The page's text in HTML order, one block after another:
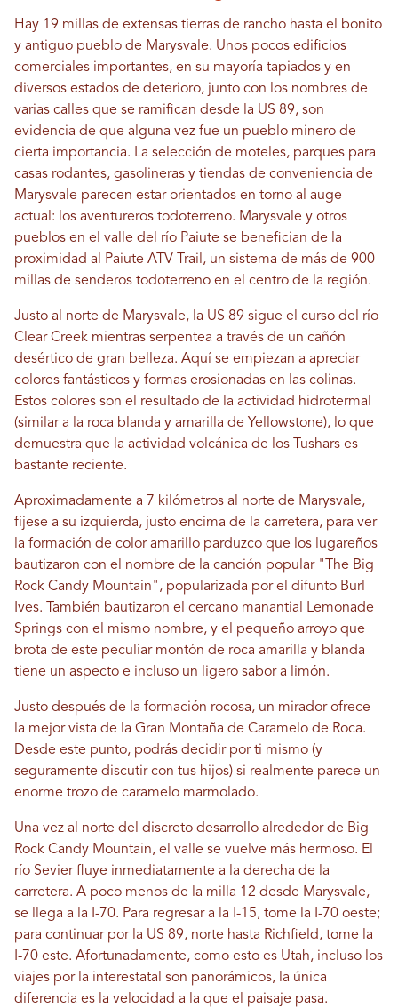
Hay 19 millas de extensas tierras de rancho hasta el bonito
y antiguo pueblo de Marysvale. Unos pocos edificios
comerciales importantes, en su mayoría tapiados y en
diversos estados de deterioro, junto con los nombres de
varias calles que se ramifican desde la US 89, son
evidencia de que alguna vez fue un pueblo minero de
cierta importancia. La selección de moteles, parques para
casas rodantes, gasolineras y tiendas de conveniencia de
Marysvale parecen estar orientados en torno al auge
actual: los aventureros todoterreno. Marysvale y otros
pueblos en el valle del río Paiute se benefician de la
proximidad al Paiute ATV Trail, un sistema de más de 900
millas de senderos todoterreno en el centro de la región.
Justo al norte de Marysvale, la US 89 sigue el curso del río
Clear Creek mientras serpentea a través de un cañón
desértico de gran belleza. Aquí se empiezan a apreciar
colores fantásticos y formas erosionadas en las colinas.
Estos colores son el resultado de la actividad hidrotermal
(similar a la roca blanda y amarilla de Yellowstone), lo que
demuestra que la actividad volcánica de los Tushars es
bastante reciente.
Aproximadamente a 7 kilómetros al norte de Marysvale,
fíjese a su izquierda, justo encima de la carretera, para ver
la formación de color amarillo parduzco que los lugareños
bautizaron con el nombre de la canción popular "The Big
Rock Candy Mountain", popularizada por el difunto Burl
Ives. También bautizaron el cercano manantial Lemonade
Springs con el mismo nombre, y el pequeño arroyo que
brota de este peculiar montón de roca amarilla y blanda
tiene un aspecto e incluso un ligero sabor a limón.
Justo después de la formación rocosa, un mirador ofrece
la mejor vista de la Gran Montaña de Caramelo de Roca.
Desde este punto, podrás decidir por ti mismo (y
seguramente discutir con tus hijos) si realmente parece un
enorme trozo de caramelo marmolado.
Una vez al norte del discreto desarrollo alrededor de Big
Rock Candy Mountain, el valle se vuelve más hermoso. El
río Sevier fluye inmediatamente a la derecha de la
carretera. A poco menos de la milla 12 desde Marysvale,
se llega a la I-70. Para regresar a la I-15, tome la I-70 oeste;
para continuar por la US 89, norte hasta Richfield, tome la
I-70 este. Afortunadamente, como esto es Utah, incluso los
viajes por la interestatal son panorámicos, la única
diferencia es la velocidad a la que el paisaje pasa.